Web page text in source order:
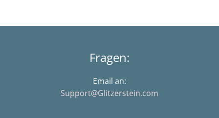
Fragen:
Email an:
Support@Glitzerstein.com